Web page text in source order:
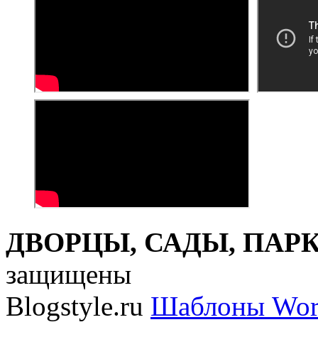
ДВОРЦЫ, САДЫ,
защищены
Blogstyle.ru Шаблоны